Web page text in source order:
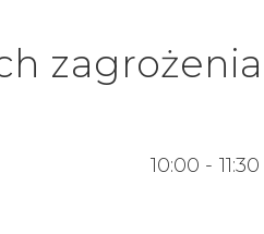
10:00 - 11:30